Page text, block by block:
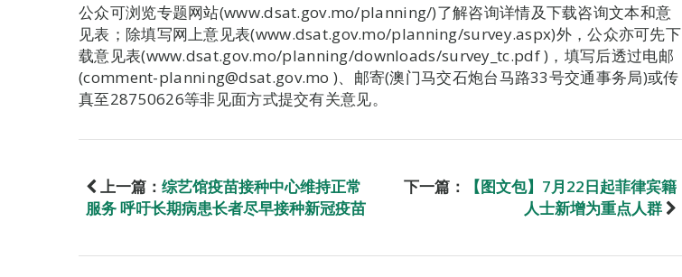
公众可浏览专题网站(www.dsat.gov.mo/planning/)了解咨询详情及下载咨询文本和意
见表；除填写网上意见表(www.dsat.gov.mo/planning/survey.aspx)外，公众亦可先下
载意见表(www.dsat.gov.mo/planning/downloads/survey_tc.pdf )，填写后透过电邮
(comment-planning@dsat.gov.mo )、邮寄(澳门马交石炮台马路33号交通事务局)或传
真至28750626等非见面方式提交有关意见。
上一篇： 综艺馆疫苗接种中心维持正常
服务 呼吁长期病患长者尽早接种新冠疫苗
下一篇：
【图文包】7月22日起菲律宾籍
人士新增为重点人群